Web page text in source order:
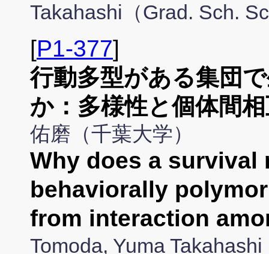
Takahashi（Grad. Sch.
[P1-377]
行動多型がある集団
か：多様性と個体間
佑磨（千葉大学）
Why does a survival
behaviorally
from interaction
Tomoda, Yuma